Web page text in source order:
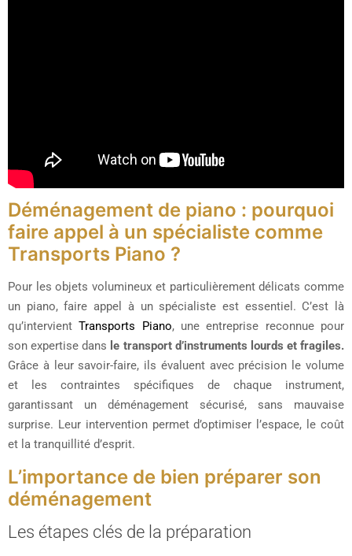
Déménagement de piano : pourquoi
faire appel à un spécialiste comme
Transports Piano ?
Pour les objets volumineux et particulièrement délicats comme
un piano, faire appel à un spécialiste est essentiel. C’est là
qu’intervientTransports Piano, une entreprise reconnue pour
son expertise dans le transport d’instruments lourds et fragiles.
Grâce à leur savoir-faire, ils évaluent avec précision le volume
et les contraintes spécifiques de chaque instrument,
garantissant un déménagement sécurisé, sans mauvaise
surprise. Leur intervention permet d’optimiser l’espace, le coût
et la tranquillité d’esprit.
L’importance de bien préparer son
déménagement
Les étapes clés de la préparation